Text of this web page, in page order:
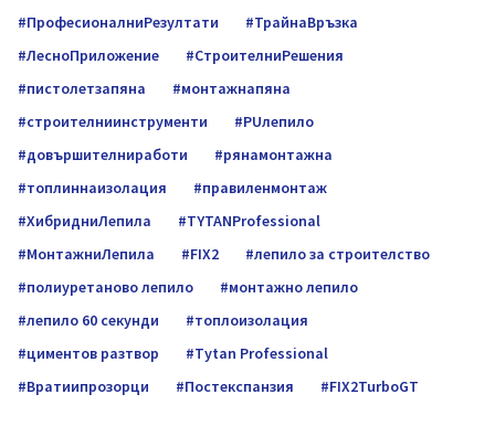
ПрофесионалниРезултати
ТрайнаВръзка
ЛесноПриложение
СтроителниРешения
пистолетзапяна
монтажнапяна
строителниинструменти
PUлепило
довършителниработи
pянамонтажна
топлиннаизолация
правиленмонтаж
ХибридниЛепила
TYTANProfessional
МонтажниЛепила
FIX2
лепило за строителство
полиуретаново лепило
монтажно лепило
лепило 60 секунди
топлоизолация
циментов разтвор
Tytan Professional
Вратиипрозорци
Постекспанзия FIX2TurboGT